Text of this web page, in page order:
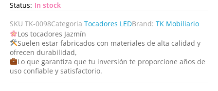
Status: In stock
SKU TK-0098Categoria Tocadores LEDBrand: TK Mobiliario
Los tocadores Jazmín
Suelen estar fabricados con materiales de alta calidad y
ofrecen durabilidad,
Lo que garantiza que tu inversión te proporcione años de
uso confiable y satisfactorio.